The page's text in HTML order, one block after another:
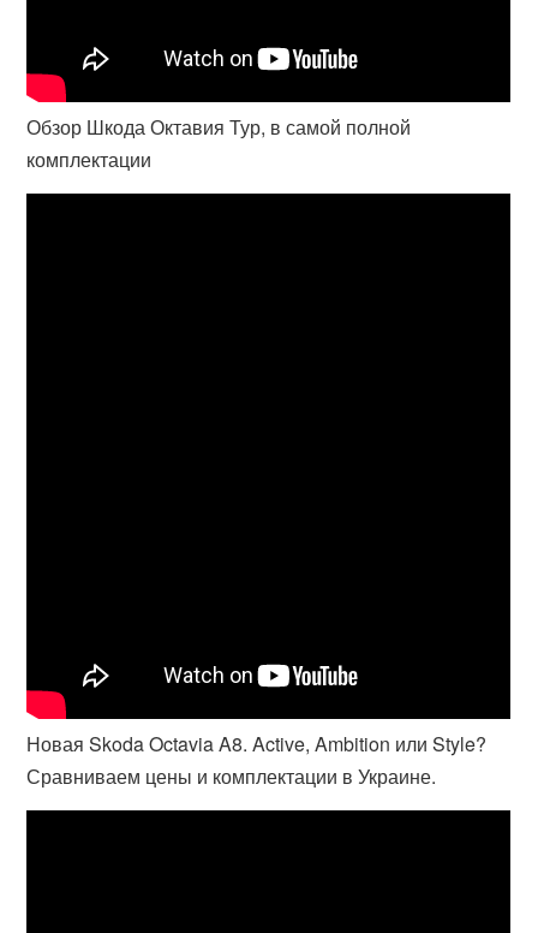
Обзор Шкода Октавия Тур, в самой полной
комплектации
Новая Skoda Octavia A8. Active, Ambition или Style?
Сравниваем цены и комплектации в Украине.